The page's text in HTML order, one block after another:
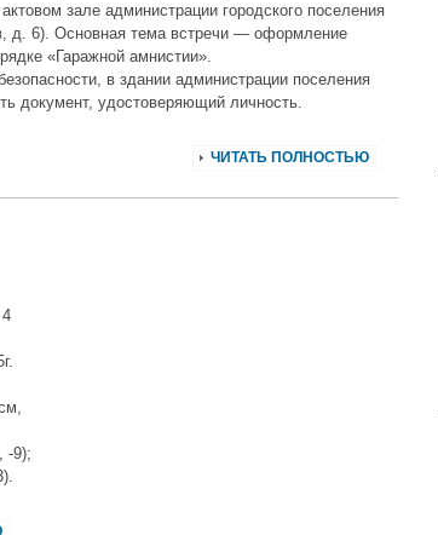
зале администрации городского поселения
д. 6). Основная тема встречи — оформление
«Гаражной амнистии».
в здании администрации поселения
документ, удостоверяющий личность.
ЧИТАТЬ ПОЛНОСТЬЮ
-9);